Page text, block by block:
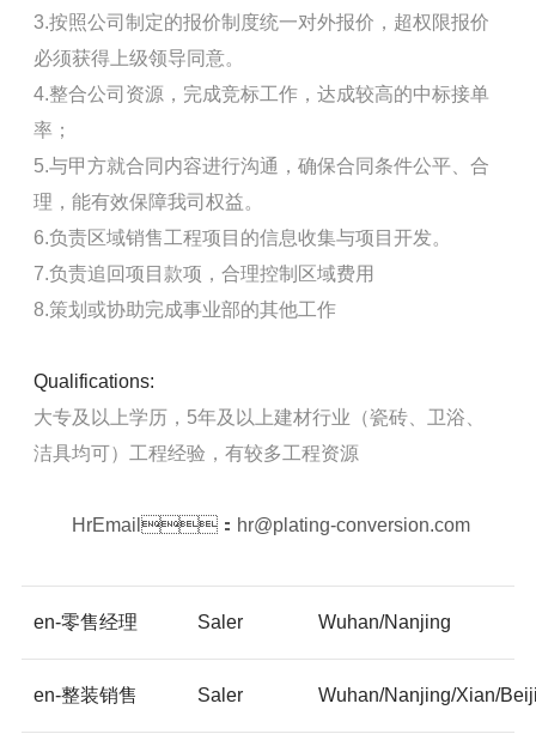
3.按照公司制定的报价制度统一对外报价，超权限报价
必须获得上级领导同意。
4.整合公司资源，完成竞标工作，达成较高的中标接单
率；
5.与甲方就合同内容进行沟通，确保合同条件公平、合
理，能有效保障我司权益。
6.负责区域销售工程项目的信息收集与项目开发。
7.负责追回项目款项，合理控制区域费用
8.策划或协助完成事业部的其他工作
Qualifications:
大专及以上学历，5年及以上建材行业（瓷砖、卫浴、
洁具均可）工程经验，有较多工程资源
HrEmail：hr@plating-conversion.com
en-零售经理 Saler Wuhan/Nanjing
en-整装销售 Saler Wuhan/Nanjing/Xian/